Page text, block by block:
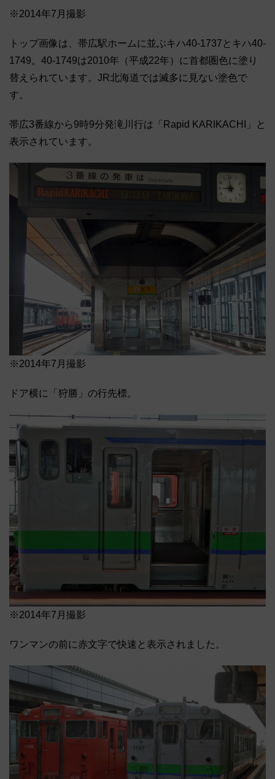
※2014年7月撮影
トップ画像は、帯広駅ホームに並ぶキハ40-1737とキハ40-
1749。40-1749は2010年（平成22年）に首都圏色に塗り
替えられています。JR北海道では滅多に見ない塗色で
す。
帯広3番線から9時9分発滝川行は「Rapid KARIKACHI」と
表示されています。
※2014年7月撮影
ドア横に「狩勝」の行先標。
※2014年7月撮影
ワンマンの前に赤文字で快速と表示されました。